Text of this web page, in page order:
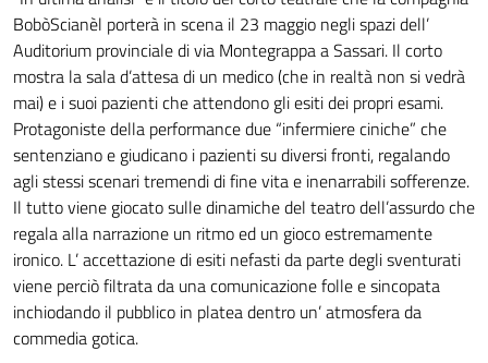
BobòScianèl porterà in scena il 23 maggio negli spazi dell’
Auditorium provinciale di via Montegrappa a Sassari. Il corto
mostra la sala d’attesa di un medico (che in realtà non si vedrà
mai) e i suoi pazienti che attendono gli esiti dei propri esami.
Protagoniste della performance due “infermiere ciniche” che
sentenziano e giudicano i pazienti su diversi fronti, regalando
agli stessi scenari tremendi di fine vita e inenarrabili sofferenze.
Il tutto viene giocato sulle dinamiche del teatro dell’assurdo che
regala alla narrazione un ritmo ed un gioco estremamente
ironico. L’ accettazione di esiti nefasti da parte degli sventurati
viene perciò filtrata da una comunicazione folle e sincopata
inchiodando il pubblico in platea dentro un’ atmosfera da
commedia gotica.